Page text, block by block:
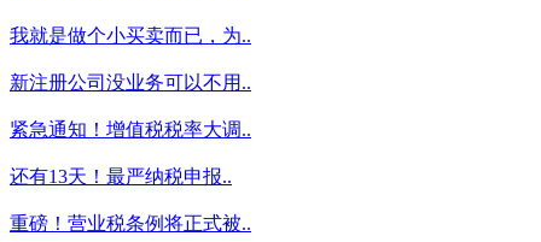
我就是做个小买卖而已，为..
新注册公司没业务可以不用..
紧急通知！增值税税率大调..
还有13天！最严纳税申报..
重磅！营业税条例将正式被..